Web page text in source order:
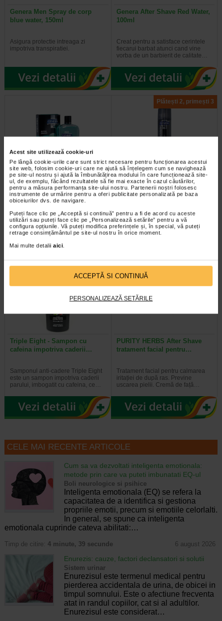
Acest site utilizează cookie-uri
Pe lângă cookie-urile care sunt strict necesare pentru funcționarea acestui
site web, folosim cookie-uri care ne ajută să înțelegem cum se navighează
pe site-ul nostru și ajută la îmbunătățirea modului în care funcționează site-
ul, de exemplu, făcând rezultatele să fie mai exacte în cazul căutărilor,
pentru a măsura performanța site-ului nostru. Partenerii noștri folosesc
instrumente de urmărire pentru a oferi publicitate personalizată pe baza
obiceiurilor dvs. de navigare.
Puteți face clic pe „Acceptă si continuă” pentru a fi de acord cu aceste
utilizări sau puteți face clic pe „Personalizează setările” pentru a vă
configura opțiunile. Vă puteți modifica preferințele și, în special, vă puteți
retrage consimțământul pe site-ul nostru în orice moment.
Mai multe detalii aici.
ACCEPTĂ SI CONTINUĂ
PERSONALIZEAZĂ SETĂRILE
Genera Men Spray de corp
blue water, 150ml
Asigura protectie intreaga zi
impotriva transpiratiei.
Genera After Shave Red Water,
100ml
Creat pentru a satisface cerintele
fiecarui barbat atunci cand vine
vorba de un barbierit de calitate…
Genera After Shave Green
Water, 100ml
fiecarui barbat atunci cand vine
vorba de un barbierit de calitate…
Plătești 2, primești 3
Genera Men spuma barbierit
musetel&vitamina E 300ml
placere daca utilizezi spuma de
barbierit de la Genera, ce contine…
Plătești 2, primești 3
Triple Eight - Sampon cu
cafeina impotriva caderii…
Samponul anti-cadere Triple Eight
este un sampon impotriva caderii
parului, imbogatit cu cafeina, ce…
PURITY HERBS After Shave
tratament facial pentru…
Tratament facial pentru calmarea
iritației de după ras. Previne
uscarea pielii. Cremă de față…
CELE MAI RECENTE ARTICOLE
Cum sa va dezvoltati inteligenta emotionala:
metode prin care va puteti imbunatati EQ-ul
Boli neurologice si psihice
Inteligenta emotionala (EQ) se refera la
capacitatea de a identifica si gestiona
propriile emotii, precum si emotiile celorlalti.
In general, se spune ca inteligenta
emotionala cuprinde cateva abilitati:…
Timp de citire: 4 minute, 39 secunde 6 august 2026
Enurezis: cauze, factori declansatori si solutii
Sistem urinar
Enurezisul este termenul medical pentru
pierderea accidentala de urina, de obicei in
timpul somnului. Este o afectiune frecventa
atat in randul copiilor, cat si al adultilor.
Enurezisul este considerat…